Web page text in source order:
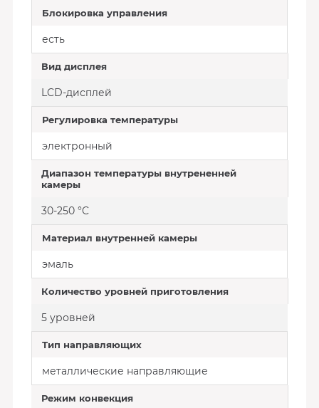
Блокировка управления
есть
Вид дисплея
LCD-дисплей
Регулировка температуры
электронный
Диапазон температуры внутрененней
камеры
30-250 °C
Материал внутренней камеры
эмаль
Количество уровней приготовления
5 уровней
Тип направляющих
металлические направляющие
Режим конвекция